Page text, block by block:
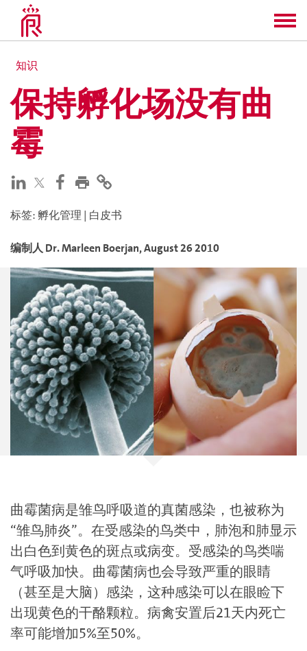
知识
保持孵化场没有曲
霉
标签: 孵化管理 | 白皮书
编制人 Dr. Marleen Boerjan,August 26 2010
曲霉菌病是雏鸟呼吸道的真菌感染，也被称为
“雏鸟肺炎”。在受感染的鸟类中，肺泡和肺显示
出白色到黄色的斑点或病变。受感染的鸟类喘
气呼吸加快。曲霉菌病也会导致严重的眼睛
（甚至是大脑）感染，这种感染可以在眼睑下
出现黄色的干酪颗粒。病禽安置后21天内死亡
率可能增加5%至50%。